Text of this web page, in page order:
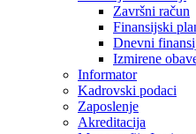
Završni račun
Finansijski
Dnevni
Izmirene
Informator
Kadrovski podaci
Zaposlenje
Akreditacija